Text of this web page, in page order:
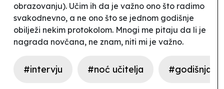
obrazovanju). Učim ih da je važno ono što radimo
svakodnevno, a ne ono što se jednom godišnje
obilježi nekim protokolom. Mnogi me pitaju da li je
nagrada novčana, ne znam, niti mi je važno.
#intervju #noć učitelja #godišnja